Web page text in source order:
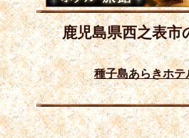
鹿児島県西之表市
種子島あらきホテ